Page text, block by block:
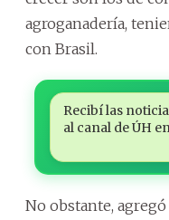
agroganadería,
con Brasil.
Recibí las
al canal de ÚH
No obstante,